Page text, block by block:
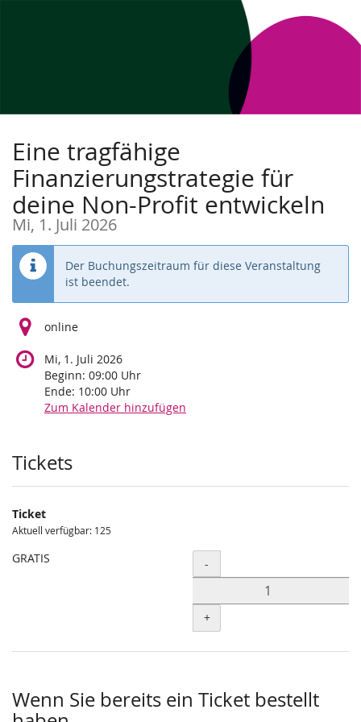
Eine tragfähige
Finanzierungstrategie für
deine Non-Profit entwickeln
Mi, 1. Juli 2026
Der Buchungszeitraum für diese Veranstaltung
ist beendet.
online
Mi, 1. Juli 2026
Beginn: 09:00 Uhr
Ende: 10:00 Uhr
Zum Kalender hinzufügen
Produkte
Tickets
Ticket
Aktuell verfügbar: 125
GRATIS Menge
-
+
Wenn Sie bereits ein Ticket bestellt